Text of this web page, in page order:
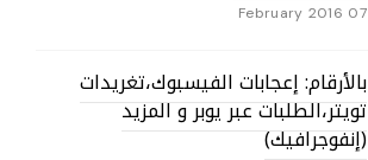
07 February 2016
بالأرقام: إعجابات الفيسبوك،تغريدات
تويتر،الطلبات عبر يوبر و المزيد
(إنفوجرافيك)